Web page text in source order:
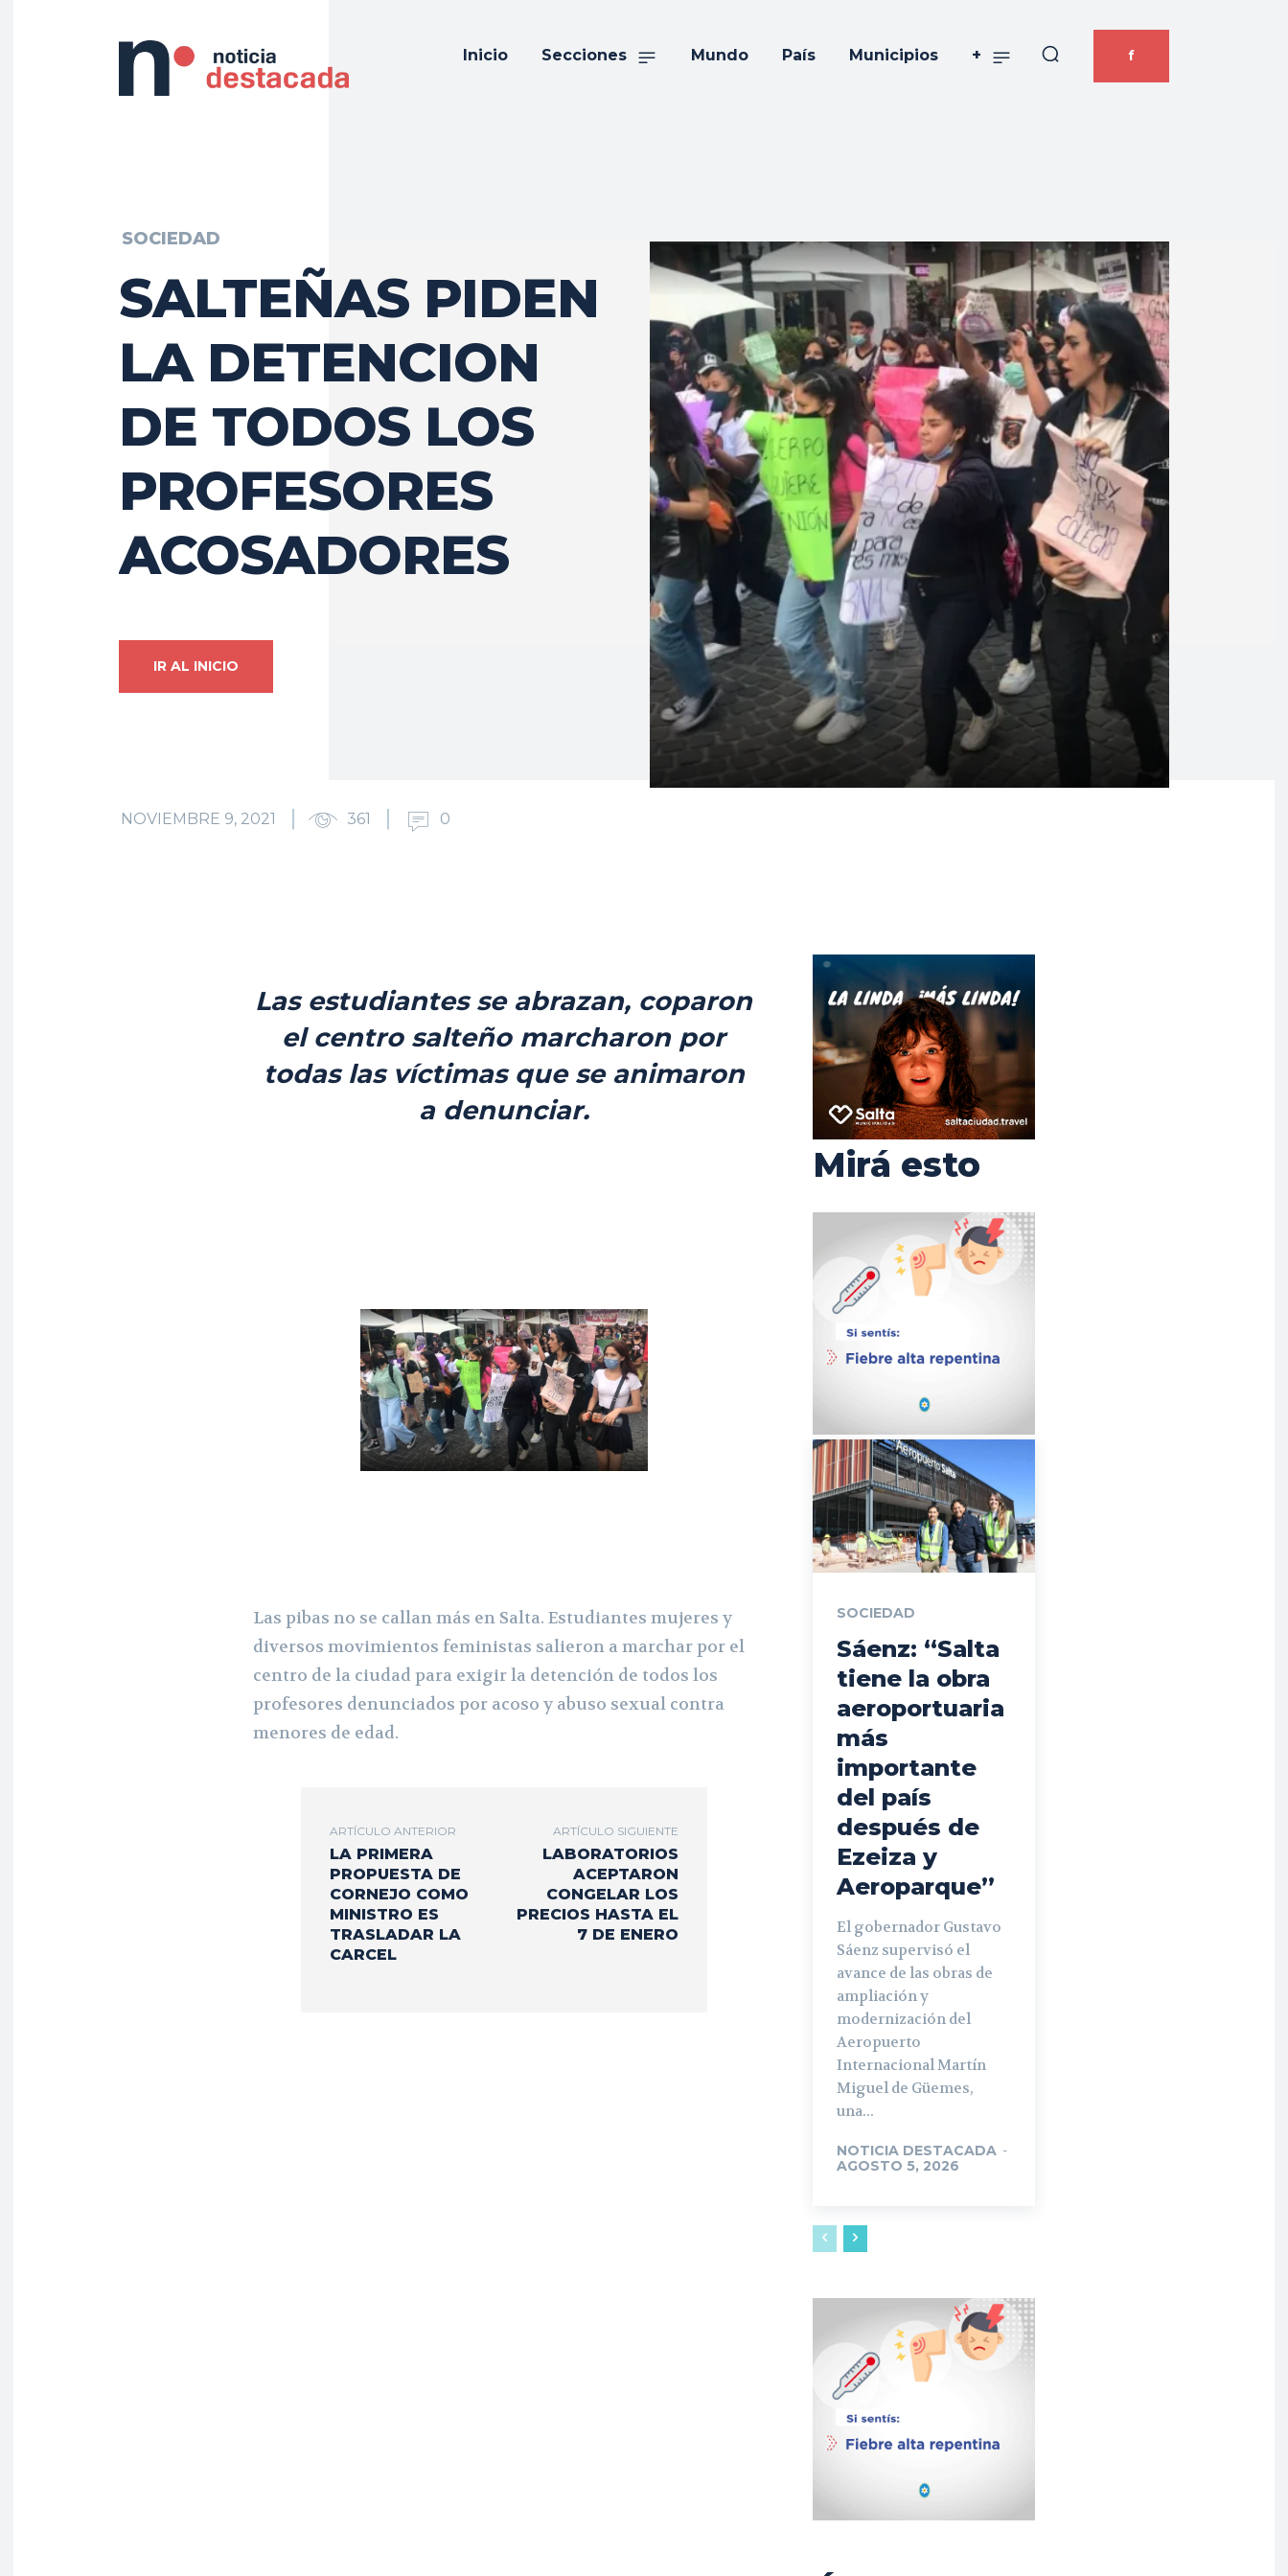
Inicio Secciones Mundo País Municipios + f
SOCIEDAD
SALTEÑAS PIDEN
LA DETENCION
DE TODOS LOS
PROFESORES
ACOSADORES
IR AL INICIO
NOVIEMBRE 9, 2021 361 0
Las estudiantes se abrazan, coparon
el centro salteño marcharon por
todas las víctimas que se animaron
a denunciar.
Las pibas no se callan más en Salta. Estudiantes mujeres y
diversos movimientos feministas salieron a marchar por el
centro de la ciudad para exigir la detención de todos los
profesores denunciados por acoso y abuso sexual contra
menores de edad.
ARTÍCULO ANTERIOR
LA PRIMERA
PROPUESTA DE
CORNEJO COMO
MINISTRO ES
TRASLADAR LA
CARCEL
ARTÍCULO SIGUIENTE
LABORATORIOS
ACEPTARON
CONGELAR LOS
PRECIOS HASTA EL
7 DE ENERO
Mirá esto
SOCIEDAD
Sáenz: “Salta
tiene la obra
aeroportuaria
más
importante
del país
después de
Ezeiza y
Aeroparque”
El gobernador Gustavo
Sáenz supervisó el
avance de las obras de
ampliación y
modernización del
Aeropuerto
Internacional Martín
Miguel de Güemes,
una...
NOTICIA DESTACADA -
AGOSTO 5, 2026